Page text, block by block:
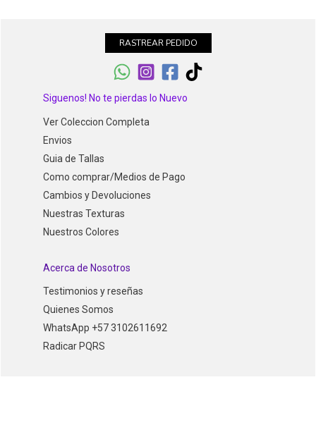
RASTREAR PEDIDO
Siguenos! No te pierdas lo Nuevo
Ver Coleccion Completa
Envios
Guia de Tallas
Como comprar/Medios de Pago
Cambios y Devoluciones
Nuestras Texturas
Nuestros Colores
Acerca de Nosotros
Testimonios y reseñas
Quienes Somos
WhatsApp +57 3102611692
Radicar PQRS